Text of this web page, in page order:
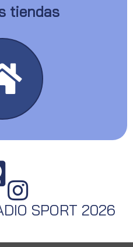
tiendas
SPORT 2026